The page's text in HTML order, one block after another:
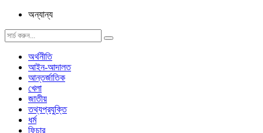
অন্যান্য
অর্থনীতি
আইন-আদালত
আন্তর্জাতিক
খেলা
জাতীয়
তথ্যপ্রযুক্তি
ধর্ম
ফিচার